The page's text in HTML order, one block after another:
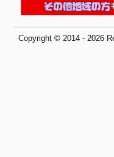
Copyright © 2014 - 2026